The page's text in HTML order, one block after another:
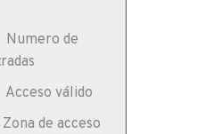
Numero de
Acceso válido
Zona de acceso